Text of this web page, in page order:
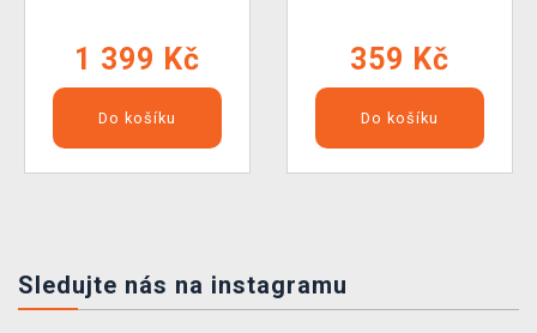
1 399 Kč
Do košíku
359 Kč
Do košíku
Sledujte nás na instagramu